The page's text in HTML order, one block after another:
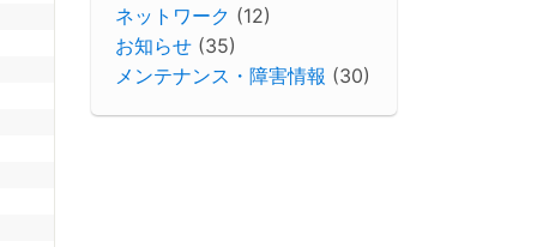
ネットワーク (12)
お知らせ (35)
メンテナンス・障害情報 (30)